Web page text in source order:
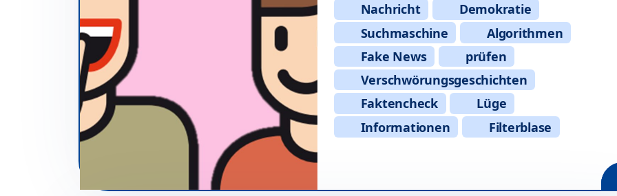
Nachricht
Demokratie
Suchmaschine
Algorithmen
Fake News
prüfen
Verschwörungsgeschichten
Faktencheck
Lüge
Informationen
Filterblase